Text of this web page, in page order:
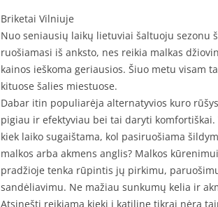
Briketai Vilniuje
Nuo seniausių laikų lietuviai šaltuoju sezonu
ruošiamasi iš anksto, nes reikia malkas
kainos ieškoma geriausios. Šiuo metu visam
kituose šalies miestuose.
Dabar itin populiarėja alternatyvios kuro
pigiau ir efektyviau bei tai daryti
kiek laiko sugaištama, kol pasiruošiama
malkos arba akmens anglis? Malkos
pradžioje tenka rūpintis jų pirkimu,
sandėliavimu. Ne mažiau sunkumų kelia ir
Atsinešti reikiamą kiekį į katilinę tikrai nėra